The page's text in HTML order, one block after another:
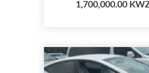
pagamento por
1,700,000.00